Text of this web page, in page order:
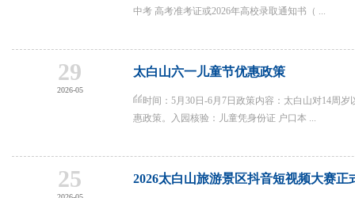
中考 高考准考证或2026年高校录取通知书（ ...
29
2026-05
太白山六一儿童节优惠政策
时间：5月30日-6月7日政策内容：太白山对14周
惠政策。入园核验：儿童凭身份证 户口本 ...
25 2026太白山旅游景区抖音短视频大赛正